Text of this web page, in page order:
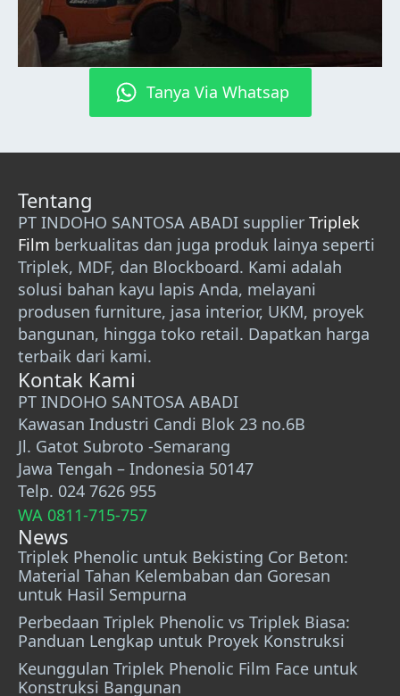
Tanya Via Whatsap
Tentang
PT INDOHO SANTOSA ABADI supplier Triplek
Film berkualitas dan juga produk lainya seperti
Triplek, MDF, dan Blockboard. Kami adalah
solusi bahan kayu lapis Anda, melayani
produsen furniture, jasa interior, UKM, proyek
bangunan, hingga toko retail. Dapatkan harga
terbaik dari kami.
Kontak Kami
PT INDOHO SANTOSA ABADI
Kawasan Industri Candi Blok 23 no.6B
Jl. Gatot Subroto -Semarang
Jawa Tengah – Indonesia 50147
Telp. 024 7626 955
WA 0811-715-757
News
Triplek Phenolic untuk Bekisting Cor Beton:
Material Tahan Kelembaban dan Goresan
untuk Hasil Sempurna
Perbedaan Triplek Phenolic vs Triplek Biasa:
Panduan Lengkap untuk Proyek Konstruksi
Keunggulan Triplek Phenolic Film Face untuk
Konstruksi Bangunan